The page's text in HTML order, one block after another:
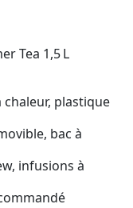
Tea 1,5 L
plastique
bac à
infusions à